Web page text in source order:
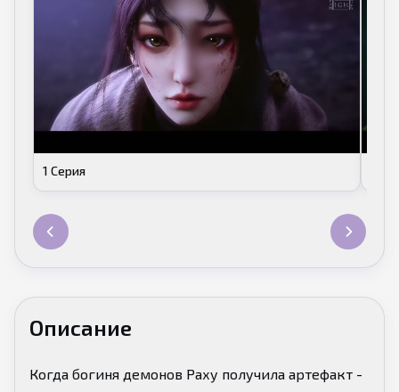
1 Серия
Описание
Когда богиня демонов Раху получила артефакт -